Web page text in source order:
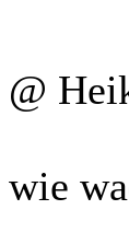
@
wie